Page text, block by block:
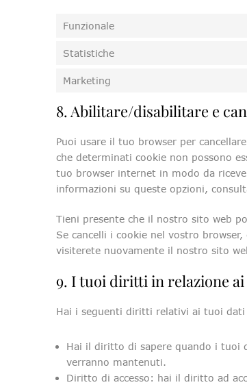
Funzionale
Statistiche
Marketing
8. Abilitare/disabilitare e
Puoi usare il tuo browser per
che determinati cookie non possono
tuo browser internet in modo da
informazioni su queste opzioni,
Tieni presente che il nostro sito web
Se cancelli i cookie nel vostro
visiterete nuovamente il nostro sito
9. I tuoi diritti in relazione
Hai i seguenti diritti relativi ai tuoi dati
Hai il diritto di sapere quando i tuoi
verranno mantenuti.
Diritto di accesso: hai il diritto ad